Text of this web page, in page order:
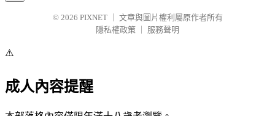
© 2026 PIXNET
文章與圖片權利屬原作者所有
隱私權政策
服務聲明
⚠️
成人內容提醒